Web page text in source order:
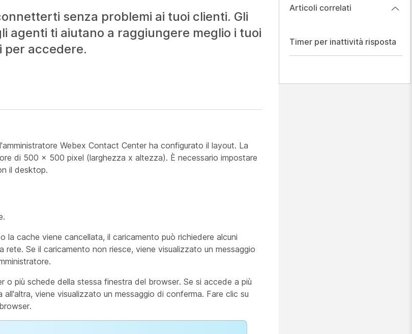
senza problemi ai tuoi clienti. Gli
agenti ti aiutano a raggiungere meglio i tuoi
per accedere.
Webex Contact Center ha configurato il layout. La
di 500 x 500 pixel (larghezza x altezza). È necessario impostare
il desktop.
cache viene cancellata, il caricamento può richiedere alcuni
Se il caricamento non riesce, viene visualizzato un messaggio
più schede della stessa finestra del browser. Se si accede a più
viene visualizzato un messaggio di conferma. Fare clic su
Articoli correlati
Timer per inattività risposta